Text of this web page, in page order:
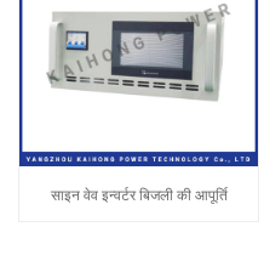
साइन वेव इन्वर्टर बिजली की आपूर्ति